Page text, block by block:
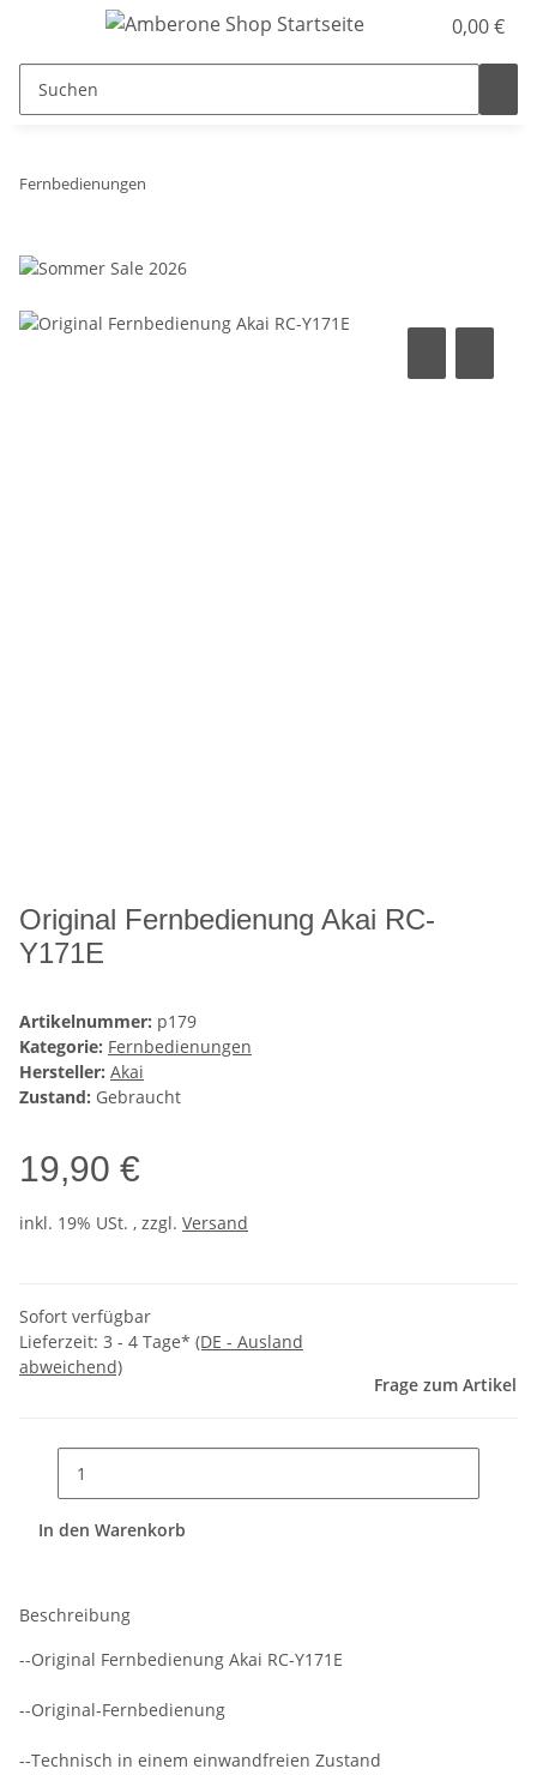
0,00 €
Fernbedienungen
Original Fernbedienung Akai RC-
Y171E
Artikelnummer: p179
Kategorie: Fernbedienungen
Hersteller: Akai
Zustand: Gebraucht
19,90 €
inkl. 19% USt. , zzgl. Versand
Sofort verfügbar
Lieferzeit: 3 - 4 Tage* (DE - Ausland
abweichend)
Frage zum Artikel
In den Warenkorb
Beschreibung
--Original Fernbedienung Akai RC-Y171E
--Original-Fernbedienung
--Technisch in einem einwandfreien Zustand